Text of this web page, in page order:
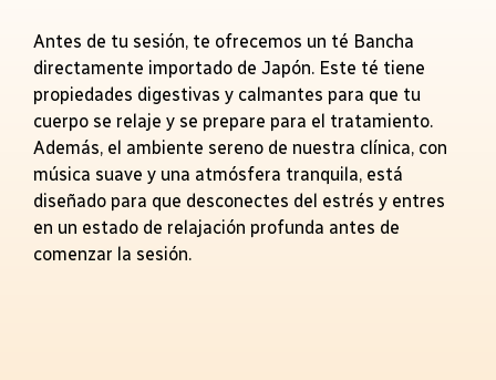
Antes de tu sesión, te ofrecemos un té Bancha
directamente importado de Japón. Este té tiene
propiedades digestivas y calmantes para que tu
cuerpo se relaje y se prepare para el tratamiento.
Además, el ambiente sereno de nuestra clínica, con
música suave y una atmósfera tranquila, está
diseñado para que desconectes del estrés y entres
en un estado de relajación profunda antes de
comenzar la sesión.